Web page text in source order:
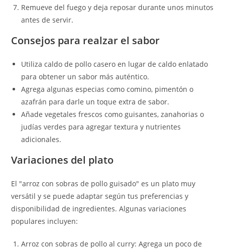
Remueve del fuego y deja reposar durante unos minutos
antes de servir.
Consejos para realzar el sabor
Utiliza caldo de pollo casero en lugar de caldo enlatado
para obtener un sabor más auténtico.
Agrega algunas especias como comino, pimentón o
azafrán para darle un toque extra de sabor.
Añade vegetales frescos como guisantes, zanahorias o
judías verdes para agregar textura y nutrientes
adicionales.
Variaciones del plato
El "arroz con sobras de pollo guisado" es un plato muy
versátil y se puede adaptar según tus preferencias y
disponibilidad de ingredientes. Algunas variaciones
populares incluyen:
Arroz con sobras de pollo al curry: Agrega un poco de